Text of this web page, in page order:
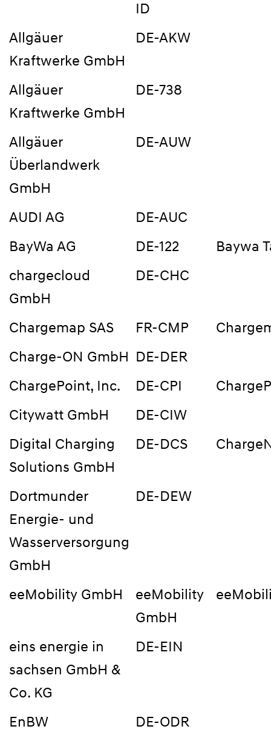
ID
Allgäuer
Kraftwerke GmbH
DE-AKW
Allgäuer
Kraftwerke GmbH
DE-738
Allgäuer
Überlandwerk
GmbH
DE-AUW
AUDI AG
DE-AUC
BayWa AG
DE-122
Baywa
chargecloud
GmbH
DE-CHC
Chargemap SAS FR-CMP
Charge-ON GmbH DE-DER
ChargePoint, Inc.
DE-CPI
Citywatt GmbH
DE-CIW
Digital Charging
Solutions GmbH
DE-DCS
Dortmunder
Energie- und
Wasserversorgung
GmbH
DE-DEW
eeMobility GmbH
eeMobility
GmbH
eins energie in
sachsen GmbH &
Co. KG
DE-EIN
EnBW
DE-ODR